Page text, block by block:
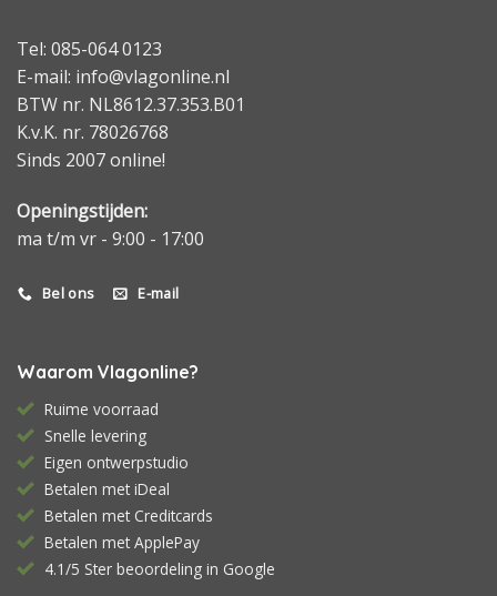
Tel: 085-064 0123
E-mail: info@vlagonline.nl
BTW nr. NL8612.37.353.B01
K.v.K. nr. 78026768
Sinds 2007 online!
Openingstijden:
ma t/m vr - 9:00 - 17:00
Bel ons E-mail
Waarom Vlagonline?
Ruime voorraad
Snelle levering
Eigen ontwerpstudio
Betalen met iDeal
Betalen met Creditcards
Betalen met ApplePay
4.1/5 Ster beoordeling in Google